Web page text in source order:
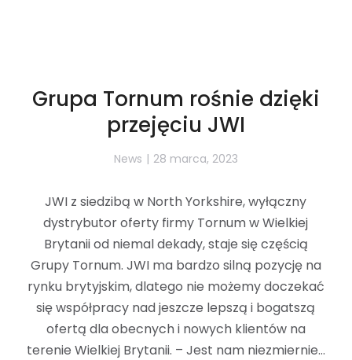
Grupa Tornum rośnie dzięki
przejęciu JWI
News 28 marca, 2023
JWI z siedzibą w North Yorkshire, wyłączny
dystrybutor oferty firmy Tornum w Wielkiej
Brytanii od niemal dekady, staje się częścią
Grupy Tornum. JWI ma bardzo silną pozycję na
rynku brytyjskim, dlatego nie możemy doczekać
się współpracy nad jeszcze lepszą i bogatszą
ofertą dla obecnych i nowych klientów na
terenie Wielkiej Brytanii. – Jest nam niezmiernie…